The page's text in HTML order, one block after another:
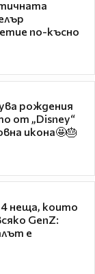
по-късно
рождения
от „Disney“
икона🤩🎂
неща, които
GenZ:
е